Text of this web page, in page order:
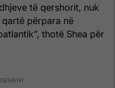
të qershorit, nuk
përpara në
thotë Shea për